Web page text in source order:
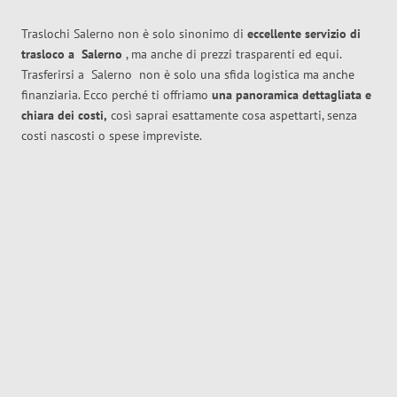
Traslochi Salerno non è solo sinonimo di eccellente servizio di
trasloco a Salerno , ma anche di prezzi trasparenti ed equi.
Trasferirsi a Salerno non è solo una sfida logistica ma anche
finanziaria. Ecco perché ti offriamo una panoramica dettagliata e
chiara dei costi, così saprai esattamente cosa aspettarti, senza
costi nascosti o spese impreviste.